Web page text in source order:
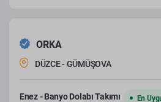
ORKA
DÜZCE - GÜMÜŞOVA
Enez - Banyo Dolabı Takımı En